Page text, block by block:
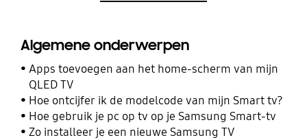
Algemene onderwerpen
Apps toevoegen aan het home-scherm van mijn
QLED TV
Hoe ontcijfer ik de modelcode van mijn Smart tv?
Hoe gebruik je pc op tv op je Samsung Smart-tv
Zo installeer je een nieuwe Samsung TV